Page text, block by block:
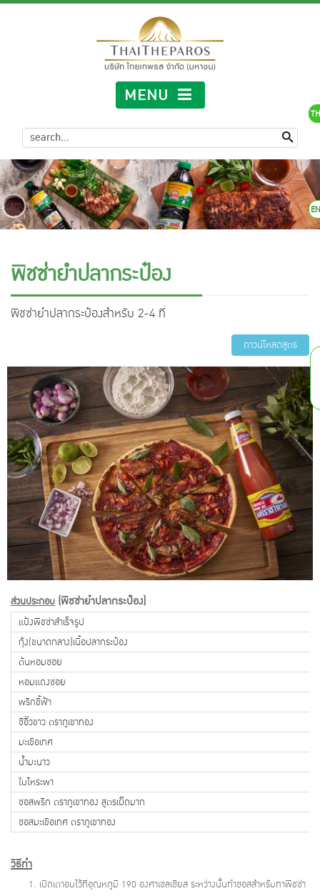
MENU
TH
EN
พิชซ่ายำปลากระป๋อง
พิชซ่ายำปลากระป๋องสำหรับ 2-4 ที่
ดาวน์โหลดสูตร
ส่วนประกอบ (พิชซ่ายำปลากระป๋อง)
แป้งพิชซ่าสำเร็จรูป
กุ้ง(ขนาดกลาง)เนื้อปลากระป๋อง
ต้นหอมซอย
หอมแดงซอย
พริกชี้ฟ้า
ซีอิ๊วขาว ตราภูเขาทอง
มะเขือเทศ
น้ำมะนาว
ใบโหระพา
ซอสพริก ตราภูเขาทอง สูตรเผ็ดมาก
ซอสมะเขือเทศ ตราภูเขาทอง
วิธีทำ
เปิดเตาอบไว้ที่อุณหภูมิ 190 องศาเซลเซียส ระหว่างนั้นทำซอสสำหรับทาพิชซ่า